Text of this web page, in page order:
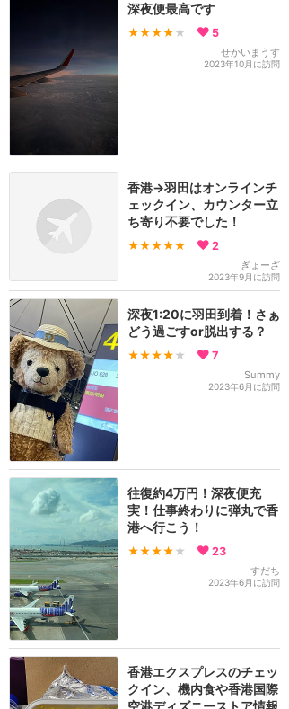
深夜便最高です
★★★★ ★ 5
せかいまうす
2023年10月に訪問
香港→羽田はオンラインチ
ェックイン、カウンター立
ち寄り不要でした！
★★★★★ 2
ぎょーざ
2023年9月に訪問
深夜1:20に羽田到着！さぁ
どう過ごすor脱出する？
★★★★ ★ 7
Summy
2023年6月に訪問
往復約4万円！深夜便充
実！仕事終わりに弾丸で香
港へ行こう！
★★★★ ★ 23
すだち
2023年6月に訪問
香港エクスプレスのチェッ
クイン、機内食や香港国際
空港ディズニーストア情報